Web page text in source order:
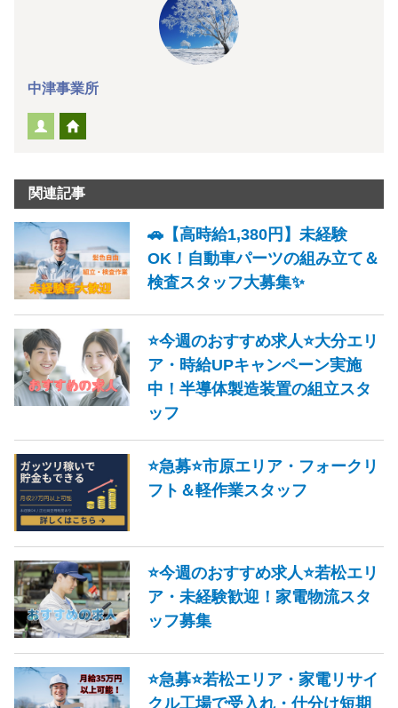
中津事業所
関連記事
🚗【高時給1,380円】未経験
OK！自動車パーツの組み立て＆
検査スタッフ大募集✨
⭐今週のおすすめ求人⭐大分エリ
ア・時給UPキャンペーン実施
中！半導体製造装置の組立スタ
ッフ
⭐急募⭐市原エリア・フォークリ
フト＆軽作業スタッフ
⭐今週のおすすめ求人⭐若松エリ
ア・未経験歓迎！家電物流スタ
ッフ募集
⭐急募⭐若松エリア・家電リサイ
クル工場で受入れ・仕分け短期